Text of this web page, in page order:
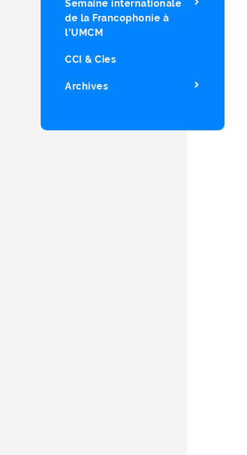
Semaine internationale
de la Francophonie à
l'UMCM
CCI & Cies
Archives